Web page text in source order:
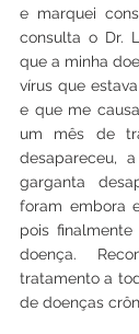
e marquei
consulta o Dr.
que a minha
vírus que
e que me
um mês de
desapareceu,
garganta
foram embora
pois
doença.
tratamento a
de doenças